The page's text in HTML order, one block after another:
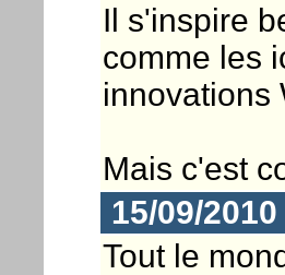
Il s'inspire
comme les
innovations
Mais c'est
15/09/
Tout le